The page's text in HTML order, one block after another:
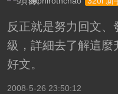
反正就是努力回文
級，詳細去了解這麼
好文。
2008-5-26 23:50:12